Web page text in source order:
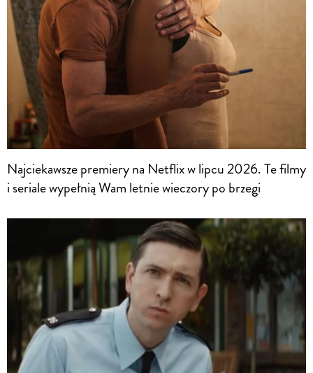
Najciekawsze premiery na Netflix w lipcu 2026. Te filmy
i seriale wypełnią Wam letnie wieczory po brzegi